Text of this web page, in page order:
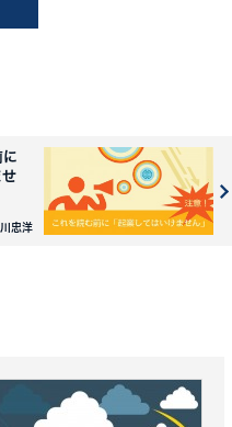
に
せ
忠洋